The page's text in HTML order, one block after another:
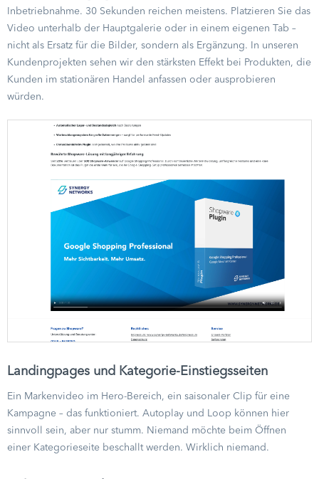
Inbetriebnahme. 30 Sekunden reichen meistens. Platzieren Sie das
Video unterhalb der Hauptgalerie oder in einem eigenen Tab –
nicht als Ersatz für die Bilder, sondern als Ergänzung. In unseren
Kundenprojekten sehen wir den stärksten Effekt bei Produkten, die
Kunden im stationären Handel anfassen oder ausprobieren
würden.
Landingpages und Kategorie-Einstiegsseiten
Ein Markenvideo im Hero-Bereich, ein saisonaler Clip für eine
Kampagne – das funktioniert. Autoplay und Loop können hier
sinnvoll sein, aber nur stumm. Niemand möchte beim Öffnen
einer Kategorieseite beschallt werden. Wirklich niemand.